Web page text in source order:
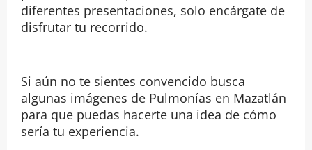
diferentes presentaciones, solo encárgate de
disfrutar tu recorrido.
Si aún no te sientes convencido busca
algunas imágenes de Pulmonías en Mazatlán
para que puedas hacerte una idea de cómo
sería tu experiencia.